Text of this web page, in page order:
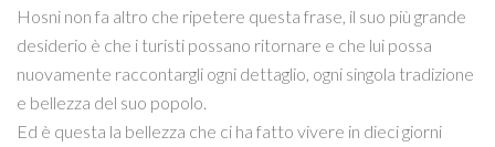
Hosni non fa altro che ripetere questa frase, il suo più grande
desiderio è che i turisti possano ritornare e che lui possa
nuovamente raccontargli ogni dettaglio, ogni singola tradizione
e bellezza del suo popolo.
Ed è questa la bellezza che ci ha fatto vivere in dieci giorni